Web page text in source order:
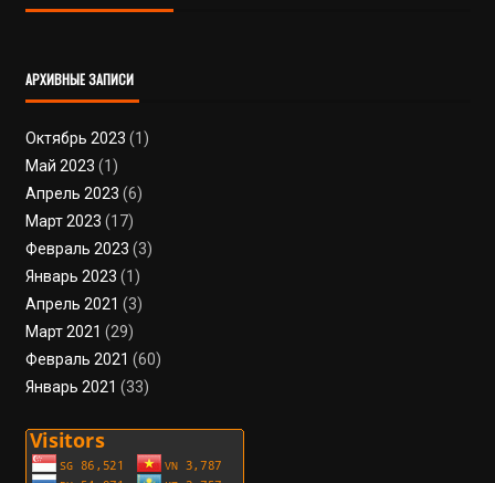
АРХИВНЫЕ ЗАПИСИ
Октябрь 2023 (1)
Май 2023 (1)
Апрель 2023 (6)
Март 2023 (17)
Февраль 2023 (3)
Январь 2023 (1)
Апрель 2021 (3)
Март 2021 (29)
Февраль 2021 (60)
Январь 2021 (33)